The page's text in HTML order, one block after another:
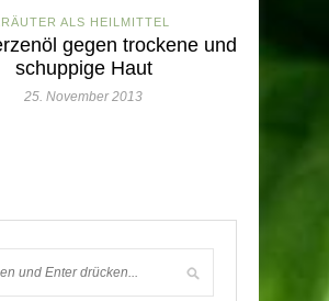
ALS HEILMITTEL
gegen trockene und
schuppige Haut
25. November 2013